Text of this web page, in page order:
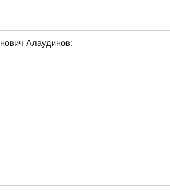
Алаудинов: